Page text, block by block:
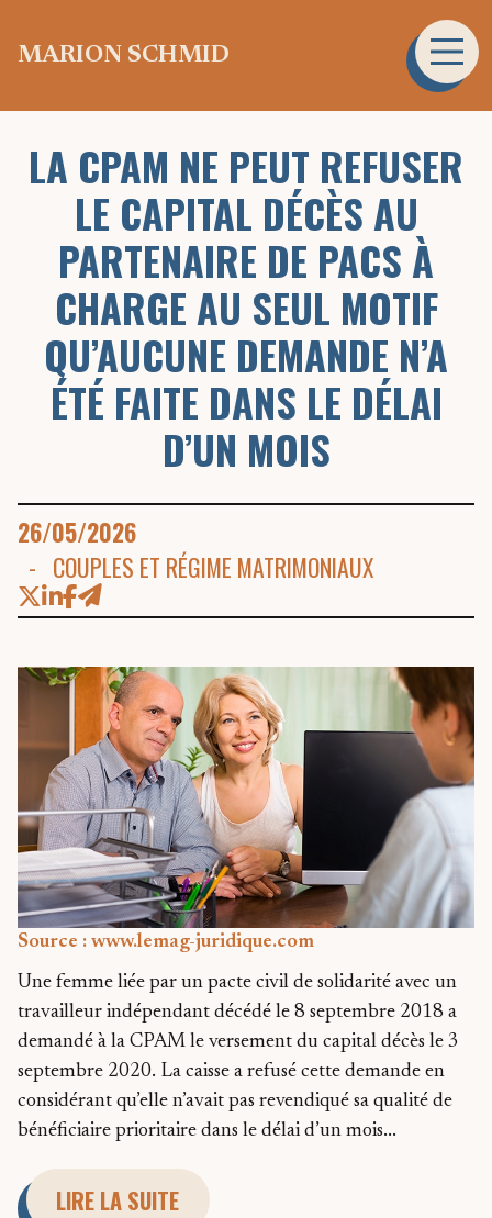
MARION SCHMID
VOTRE AVOCATE
LA CPAM NE PEUT REFUSER
LE CAPITAL DÉCÈS AU
PARTENAIRE DE PACS À
CHARGE AU SEUL MOTIF
QU’AUCUNE DEMANDE N’A
ÉTÉ FAITE DANS LE DÉLAI
D’UN MOIS
26/05/2026
COUPLES ET RÉGIME MATRIMONIAUX
Source : www.lemag-juridique.com
Une femme liée par un pacte civil de solidarité avec un
travailleur indépendant décédé le 8 septembre 2018 a
demandé à la CPAM le versement du capital décès le 3
septembre 2020. La caisse a refusé cette demande en
considérant qu’elle n’avait pas revendiqué sa qualité de
bénéficiaire prioritaire dans le délai d’un mois...
LIRE LA SUITE